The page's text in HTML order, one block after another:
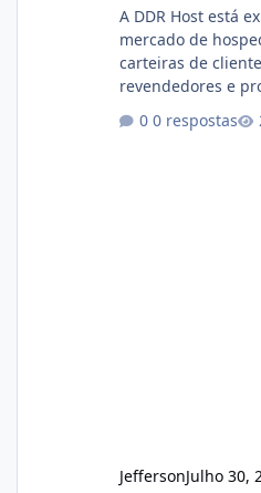
A DDR Host está
mercado de
carteiras de
revendedores e
operação. Se você
0 respostas
JeffersonJulho 30,